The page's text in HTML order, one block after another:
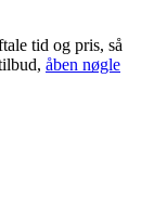
tid og pris, så
åben nøgle